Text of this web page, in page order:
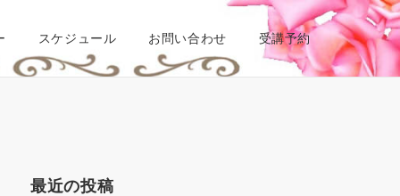
スケジュール お問い合わせ 受講予約
最近の投稿